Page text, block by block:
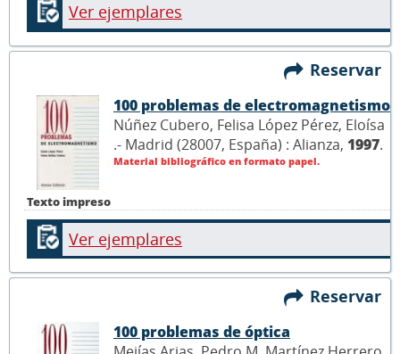
Ver ejemplares
Reservar
Texto impreso
100 problemas de electromagnetismo
Núñez Cubero, Felisa López Pérez, Eloísa
.- Madrid (28007, España) : Alianza, 1997.
Material bibliográfico en formato papel.
Ver ejemplares
Reservar
100 problemas de óptica